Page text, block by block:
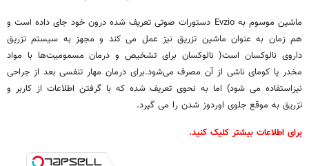
ماشین موسوم به Evzio دستورات صوتی تعریف شده درون خود جای داده است و
هم زمان به عنوان ماشین تزریق نیز عمل می کند و مجهز به سیستم تزریق
داروی نالوکسان است( نالوکسان برای تشخیص و درمان مسمومیت‌ها با مواد
مخدر یا کومای ناشی از آن مصرف می‌شود.برای درمان مهار تنفسی بعد از جراحی
نیزاستفاده می شود) اما به نحوی تعریف شده که با گرفتن اطلاعات از کاربر و
تزریق به موقع جلوی اوردوز شدن را می گیرد.
برای اطلاعات بیشتر کلیک کنید.